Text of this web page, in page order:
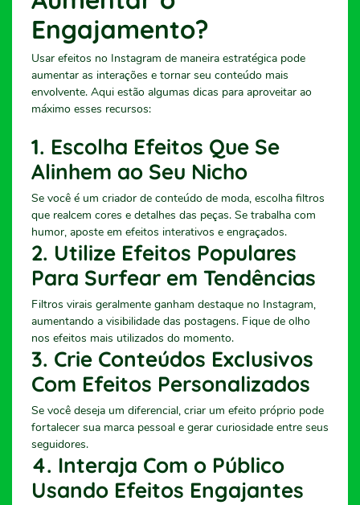
Engajamento?
Usar efeitos no Instagram de maneira estratégica pode
aumentar as interações e tornar seu conteúdo mais
envolvente. Aqui estão algumas dicas para aproveitar ao
máximo esses recursos:
1. Escolha Efeitos Que Se
Alinhem ao Seu Nicho
Se você é um criador de conteúdo de moda, escolha filtros
que realcem cores e detalhes das peças. Se trabalha com
humor, aposte em efeitos interativos e engraçados.
2. Utilize Efeitos Populares
Para Surfear em Tendências
Filtros virais geralmente ganham destaque no Instagram,
aumentando a visibilidade das postagens. Fique de olho
nos efeitos mais utilizados do momento.
3. Crie Conteúdos Exclusivos
Com Efeitos Personalizados
Se você deseja um diferencial, criar um efeito próprio pode
fortalecer sua marca pessoal e gerar curiosidade entre seus
seguidores.
4. Interaja Com o Público
Usando Efeitos Engajantes